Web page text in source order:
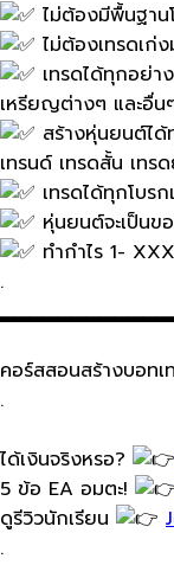
ไม่ต้องมีพื้นฐาน
ไม่ต้องเทรดเก่
เทรดได้ทุกอย่า
เหรียญ​ต่างๆ และอื่น
สร้างหุ่นยนต์ไ
เทรนด์​ เทรดสั้น​ เท
เทรดได้ทุกโบรก
หุ่นยนต์​จะเป็น
ทำกำไร 1-
.
คอร์ส​สอนสร้างบอทเ
.
ได้เงินจริงหรอ?
5 ข้อ​ EA อมตะ!
ดูรีวิวนักเรียน
.